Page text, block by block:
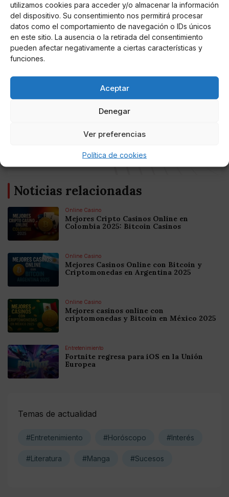
utilizamos cookies para acceder y/o almacenar la información
del dispositivo. Su consentimiento nos permitirá procesar
datos como el comportamiento de navegación o IDs únicos
en este sitio. La ausencia o la retirada del consentimiento
pueden afectar negativamente a ciertas características y
funciones.
Aceptar
Denegar
Ver preferencias
Política de cookies
diversas ocasiones por temas similares a los que
ahora mantienen detenida a Hoffman.
Además,hay quienes señalan que esto podría ir
más allá y establecer parámetros claros para
de los contenidos en redes sociales.
AUTOR
Noticias relacionadas
Online Casino
Mejores Cripto Casinos Online en
Colombia 2025: Bitcoin Casinos
Online Casino
Mejores Casinos Online con Bitcoin y
Criptomonedas en Argentina 2025
Online Casino
Mejores casinos online con
criptomonedas y Bitcoin en México 2025
Entretenimiento
Fortnite regresa para iOS en la Unión
Europea
Temas de actualidad
#Entretenimiento #Horóscopo #Interés
#Literatura #Manga #Sucesos